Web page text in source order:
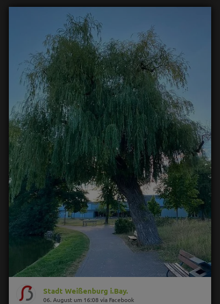
Stadt Weißenburg i.Bay.
06. August um 16:08 via Facebook